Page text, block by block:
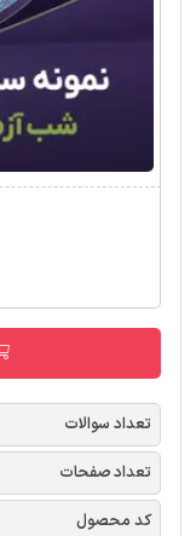
تعداد سوالات
تعداد صفحات
کد محصول